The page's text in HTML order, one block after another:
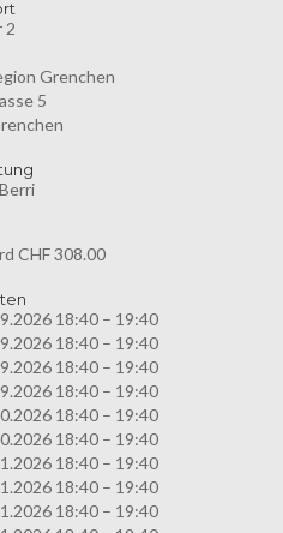
2
Grenchen
5
CHF 308.00
18:40 – 19:40
18:40 – 19:40
18:40 – 19:40
18:40 – 19:40
18:40 – 19:40
18:40 – 19:40
18:40 – 19:40
18:40 – 19:40
18:40 – 19:40